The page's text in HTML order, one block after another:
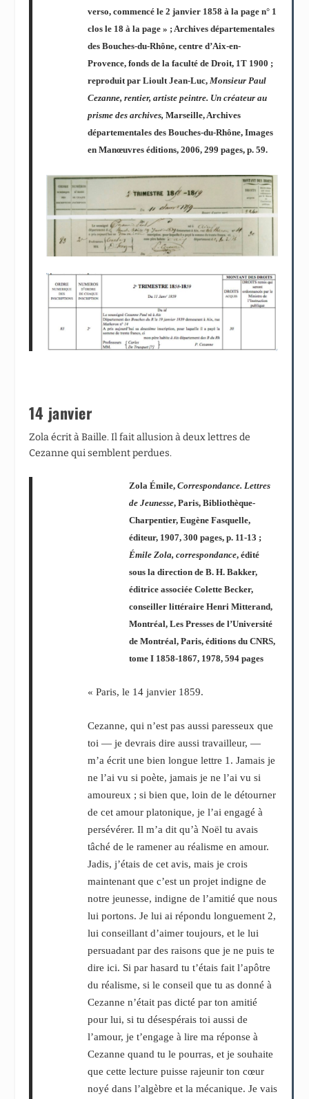
verso, commencé le 2 janvier 1858 à la page n° 1
clos le 18 à la page » ; Archives départementales
des Bouches-du-Rhône, centre d’Aix-en-
Provence, fonds de la faculté de Droit, 1T 1900 ;
reproduit par Lioult Jean-Luc, Monsieur Paul
Cezanne, rentier, artiste peintre. Un créateur au
prisme des archives, Marseille, Archives
départementales des Bouches-du-Rhône, Images
en Manœuvres éditions, 2006, 299 pages, p. 59.
14 janvier
Zola écrit à Baille. Il fait allusion à deux lettres de
Cezanne qui semblent perdues.
Zola Émile,Correspondance. Lettres
de Jeunesse, Paris, Bibliothèque-
Charpentier, Eugène Fasquelle,
éditeur, 1907, 300 pages, p. 11-13 ;
Émile Zola, correspondance, édité
sous la direction de B. H. Bakker,
éditrice associée Colette Becker,
conseiller littéraire Henri Mitterand,
Montréal, Les Presses de l’Université
de Montréal, Paris, éditions du CNRS,
tome I 1858-1867, 1978, 594 pages
« Paris, le 14 janvier 1859.
Cezanne, qui n’est pas aussi paresseux que
toi — je devrais dire aussi travailleur, —
m’a écrit une bien longue lettre 1 . Jamais je
ne l’ai vu si poète, jamais je ne l’ai vu si
amoureux ; si bien que, loin de le détourner
de cet amour platonique, je l’ai engagé à
persévérer. Il m’a dit qu’à Noël tu avais
tâché de le ramener au réalisme en amour.
Jadis, j’étais de cet avis, mais je crois
maintenant que c’est un projet indigne de
notre jeunesse, indigne de l’amitié que nous
lui portons. Je lui ai répondu longuement 2,
lui conseillant d’aimer toujours, et le lui
persuadant par des raisons que je ne puis te
dire ici. Si par hasard tu t’étais fait l’apôtre
du réalisme, si le conseil que tu as donné à
Cezanne n’était pas dicté par ton amitié
pour lui, si tu désespérais toi aussi de
l’amour, je t’engage à lire ma réponse à
Cezanne quand tu le pourras, et je souhaite
que cette lecture puisse rajeunir ton cœur
noyé dans l’algèbre et la mécanique. Je vais